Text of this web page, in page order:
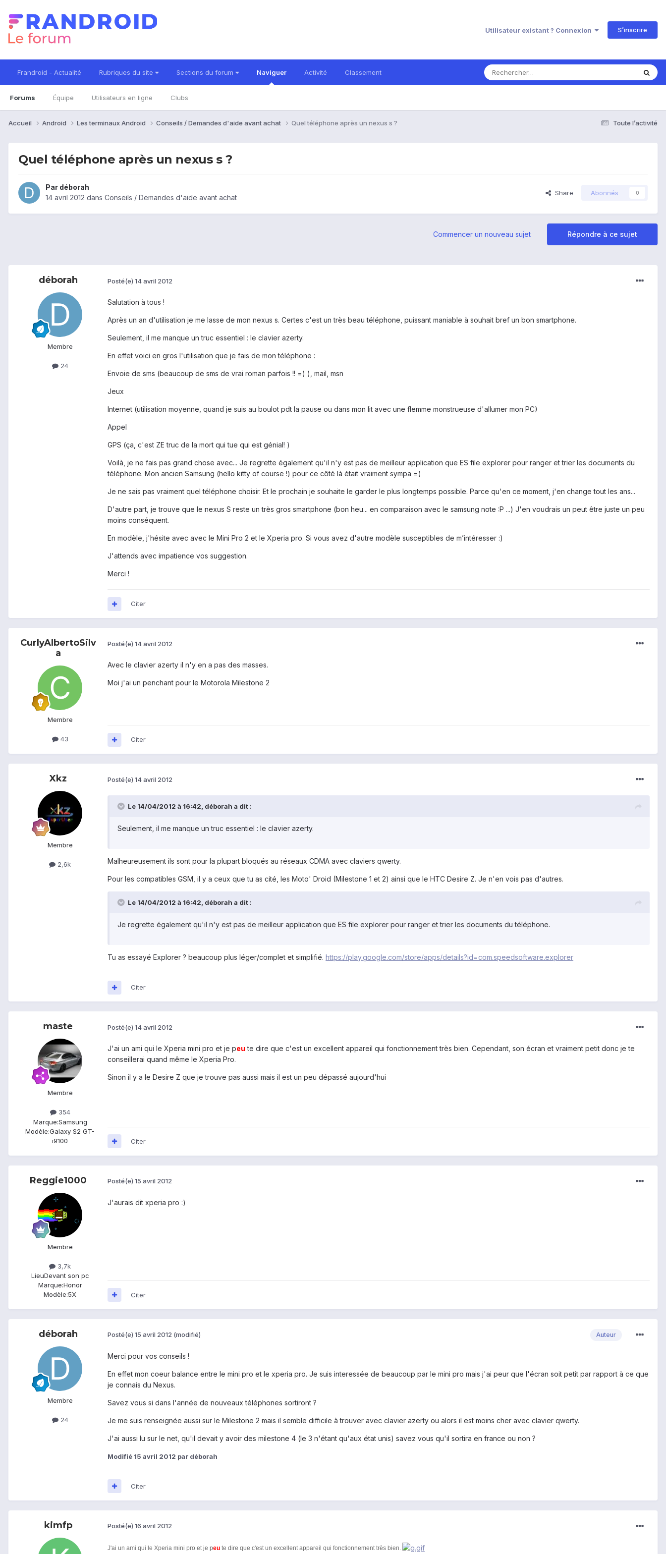
Utilisateur existant ? Connexion S’inscrire
Frandroid - Actualité Rubriques du site Sections du forum Naviguer
Forums Équipe Utilisateurs en ligne Clubs
Activité Classement
Toute l’activité
Accueil Android Les terminaux Android Conseils / Demandes d'aide avant achat Quel téléphone après un nexus s ?
Quel téléphone après un nexus s ?
Par déborah
14 avril 2012 dans Conseils / Demandes d'aide avant achat
Share Abonnés 0
Répondre à ce sujet
Commencer un nouveau sujet
déborah
Membre
24
Posté(e) 14 avril 2012
Salutation à tous !
Après un an d'utilisation je me lasse de mon nexus s. Certes c'est un très beau téléphone, puissant maniable à souhait bref un bon smartphone.
Seulement, il me manque un truc essentiel : le clavier azerty.
En effet voici en gros l'utilisation que je fais de mon téléphone :
Envoie de sms (beaucoup de sms de vrai roman parfois !! =) ), mail, msn
Jeux
Internet (utilisation moyenne, quand je suis au boulot pdt la pause ou dans mon lit avec une flemme monstrueuse d'allumer mon PC)
Appel
GPS (ça, c'est ZE truc de la mort qui tue qui est génial! )
Voilà, je ne fais pas grand chose avec... Je regrette également qu'il n'y est pas de meilleur application que ES file explorer pour ranger et trier les documents du
téléphone. Mon ancien Samsung (hello kitty of course !) pour ce côté là était vraiment sympa =)
Je ne sais pas vraiment quel téléphone choisir. Et le prochain je souhaite le garder le plus longtemps possible. Parce qu'en ce moment, j'en change tout les ans...
D'autre part, je trouve que le nexus S reste un très gros smartphone (bon heu... en comparaison avec le samsung note :P ...) J'en voudrais un peut être juste un peu
moins conséquent.
En modèle, j'hésite avec avec le Mini Pro 2 et le Xperia pro. Si vous avez d'autre modèle susceptibles de m’intéresser :)
J'attends avec impatience vos suggestion.
Merci !
Citer
CurlyAlbertoSilv
a
Membre
43
Posté(e) 14 avril 2012
Avec le clavier azerty il n'y en a pas des masses.
Moi j'ai un penchant pour le Motorola Milestone 2
Citer
Xkz
Membre
2,6k
Posté(e) 14 avril 2012
Le 14/04/2012 à 16:42, déborah a dit :
Seulement, il me manque un truc essentiel : le clavier azerty.
Malheureusement ils sont pour la plupart bloqués au réseaux CDMA avec claviers qwerty.
Pour les compatibles GSM, il y a ceux que tu as cité, les Moto' Droid (Milestone 1 et 2) ainsi que le HTC Desire Z. Je n'en vois pas d'autres.
Le 14/04/2012 à 16:42, déborah a dit :
Je regrette également qu'il n'y est pas de meilleur application que ES file explorer pour ranger et trier les documents du téléphone.
Tu as essayé Explorer ? beaucoup plus léger/complet et simplifié. https://play.google.com/store/apps/details?id=com.speedsoftware.explorer
Citer
maste
Membre
354
Marque:Samsung
Modèle:Galaxy S2 GT-
i9100
Posté(e) 14 avril 2012
J'ai un ami qui le Xperia mini pro et je peu te dire que c'est un excellent appareil qui fonctionnement très bien. Cependant, son écran et vraiment petit donc je te
conseillerai quand même le Xperia Pro.
Sinon il y a le Desire Z que je trouve pas aussi mais il est un peu dépassé aujourd'hui
Citer
Reggie1000
Membre
3,7k
LieuDevant son pc
Marque:Honor
Modèle:5X
Posté(e) 15 avril 2012
J'aurais dit xperia pro :)
Citer
déborah
Membre
24
Auteur
Posté(e) 15 avril 2012 (modifié)
Merci pour vos conseils !
En effet mon coeur balance entre le mini pro et le xperia pro. Je suis interessée de beaucoup par le mini pro mais j'ai peur que l'écran soit petit par rapport à ce que
je connais du Nexus.
Savez vous si dans l'année de nouveaux téléphones sortiront ?
Je me suis renseignée aussi sur le Milestone 2 mais il semble difficile à trouver avec clavier azerty ou alors il est moins cher avec clavier qwerty.
J'ai aussi lu sur le net, qu'il devait y avoir des milestone 4 (le 3 n'étant qu'aux état unis) savez vous qu'il sortira en france ou non ?
Modifié 15 avril 2012 par déborah
Citer
kimfp Posté(e) 16 avril 2012
J'ai un ami qui le Xperia mini pro et je peu te dire que c'est un excellent appareil qui fonctionnement très bien.